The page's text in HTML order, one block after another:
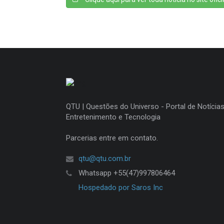
QTU | Questões do Universo - Portal de
Entretenimento e Tecnologia
Parcerias entre em contato.
qtu@qtu.com.br
Whatsapp +55(47)997806464
Hospedado por Saros Inc